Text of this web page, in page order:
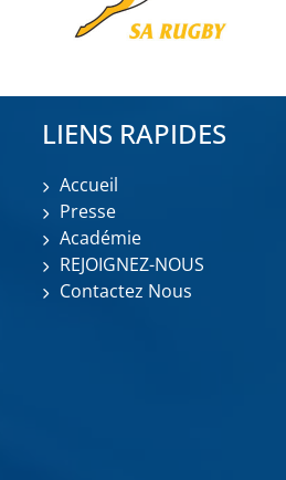
LIENS RAPIDES
Accueil
Presse
Académie
REJOIGNEZ-NOUS
Contactez Nous